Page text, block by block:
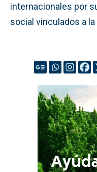
internacionales por
social vinculados a